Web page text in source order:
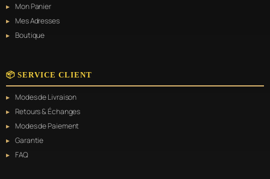
Mon Panier
Mes Adresses
Boutique
📦 SERVICE CLIENT
Modes de Livraison
Retours & Échanges
Modes de Paiement
Garantie
FAQ